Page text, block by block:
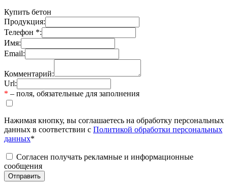
Купить бетон
Продукция:
Телефон *:
Имя:
Email:
Комментарий:
Url:
* – поля, обязательные для заполнения
Нажимая кнопку, вы соглашаетесь на обработку персональных
данных в соответствии с Политикой обработки персональных
данных*
Согласен получать рекламные и информационные
сообщения